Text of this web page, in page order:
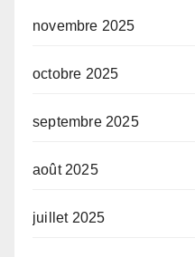
novembre 2025
octobre 2025
septembre 2025
août 2025
juillet 2025